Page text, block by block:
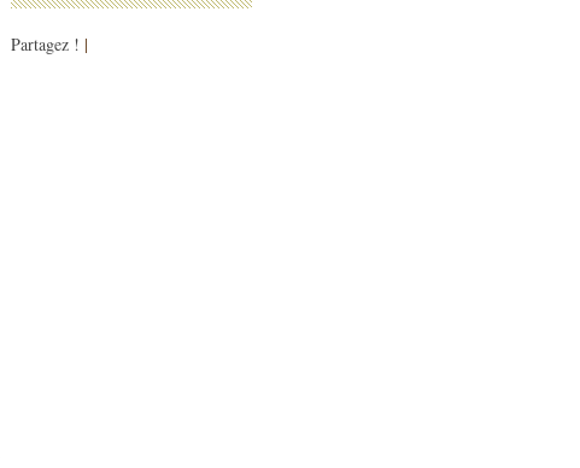
Partagez ! |